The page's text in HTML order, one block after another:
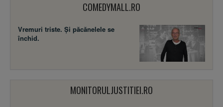
COMEDYMALL.RO
Vremuri triste. Şi păcănelele se
închid.
MONITORULJUSTITIEI.RO